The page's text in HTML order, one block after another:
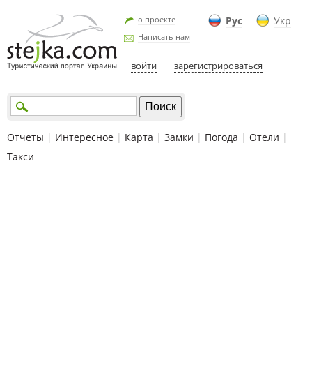
Рус Укр
о проекте
Написать нам
войти зарегистрироваться
Отчеты | Интересное | Карта | Замки | Погода | Отели |
Такси